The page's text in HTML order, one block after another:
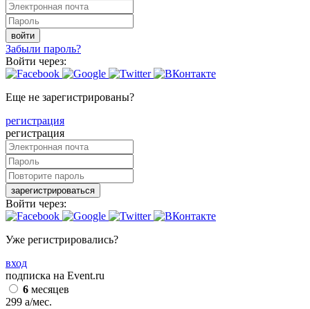
войти
Забыли пароль?
Войти через:
Еще не зарегистрированы?
регистрация
регистрация
зарегистрироваться
Войти через:
Уже регистрировались?
вход
подписка на Event.ru
6 месяцев
299 a/мес.